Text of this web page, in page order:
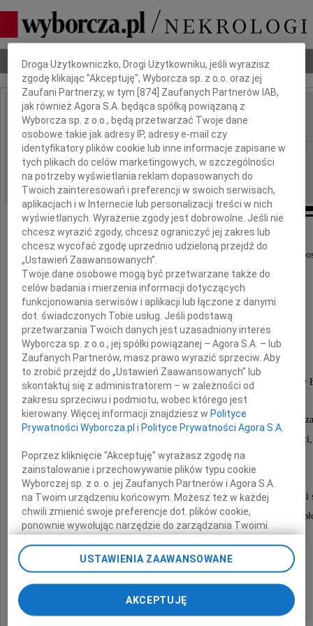
Nekrologi Odeszli Poradnik pogrzebowy
IMIĘ I NAZWISKO: Zdzisław Szyda
REGION: Łódź
DATA EMISJI: 06.11.2009
Jesteśmy głęboko zasmuceni śmiercią wyjątkowej
współtwórcy łódzkiej energetyki
Zdzisława Szydy
wieloletniego dyrektora Zespołu Elektrociepłowni w
W Zmarłym tracimy Człowieka darzonego ogromnym
wspaniałego przełożonego, pełnego życzliwości,
ciepła i tolerancji wobec pracowników.
Przez wiele lat był nie tylko wysokiej klasy menedżerem i
ale także wychowawcą kilku pokoleń energetyków i
wśród których budzi podziw i uznanie.
Wyrazy szczerego współczucia
Rodzinie
Dbamy o Twoją prywatność
Droga Użytkowniczko, Drogi Użytkowniku, jeśli wyrazisz
zgodę klikając "Akceptuję", Wyborcza sp. z o.o. oraz jej
Zaufani Partnerzy, w tym [874] Zaufanych Partnerów IAB,
jak również Agora S.A. będąca spółką powiązaną z
Wyborcza sp. z o.o., będą przetwarzać Twoje dane
osobowe takie jak adresy IP, adresy e-mail czy
identyfikatory plików cookie lub inne informacje zapisane w
tych plikach do celów marketingowych, w szczególności
na potrzeby wyświetlania reklam dopasowanych do
Twoich zainteresowań i preferencji w swoich serwisach,
aplikacjach i w Internecie lub personalizacji treści w nich
wyświetlanych. Wyrażenie zgody jest dobrowolne. Jeśli nie
chcesz wyrazić zgody, chcesz ograniczyć jej zakres lub
chcesz wycofać zgodę uprzednio udzieloną przejdź do
„Ustawień Zaawansowanych”.
Twoje dane osobowe mogą być przetwarzane także do
celów badania i mierzenia informacji dotyczących
funkcjonowania serwisów i aplikacji lub łączone z danymi
dot. świadczonych Tobie usług. Jeśli podstawą
przetwarzania Twoich danych jest uzasadniony interes
Wyborcza sp. z o.o., jej spółki powiązanej – Agora S.A. – lub
Zaufanych Partnerów, masz prawo wyrazić sprzeciw. Aby
to zrobić przejdź do „Ustawień Zaawansowanych” lub
skontaktuj się z administratorem – w zależności od
zakresu sprzeciwu i podmiotu, wobec którego jest
kierowany. Więcej informacji znajdziesz wPolityce
Prywatności Wyborcza.pl iPolityce Prywatności Agora S.A.
Poprzez kliknięcie "Akceptuję" wyrażasz zgodę na
zainstalowanie i przechowywanie plików typu cookie
Wyborczej sp. z o. o. jej Zaufanych Partnerów i Agora S.A.
na Twoim urządzeniu końcowym. Możesz też w każdej
chwili zmienić swoje preferencje dot. plików cookie,
ponownie wywołując narzędzie do zarządzania Twoimi
odnośnik „Ustawienia prywatności” w stopce serwisu i
przechodząc do sekcji „Ustawienia zaawansowane”.
Zmiana ustawień plików cookie możliwa jest także za
pomocą ustawień przeglądarki.
USTAWIENIA ZAAWANSOWANE
AKCEPTUJĘ